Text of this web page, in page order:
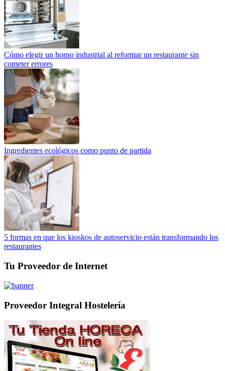
Cómo elegir un horno industrial al reformar un restaurante sin
cometer errores
Ingredientes ecológicos como punto de partida
5 formas en que los kioskos de autoservicio están transformando los
restaurantes
Tu Proveedor de Internet
Proveedor Integral Hostelería